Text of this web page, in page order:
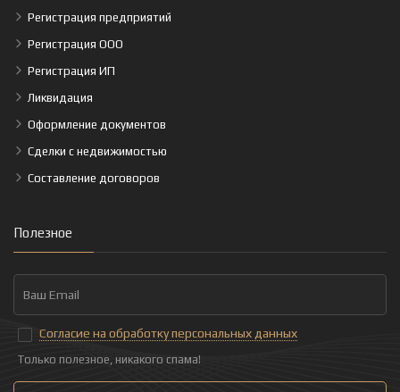
Регистрация предприятий
Регистрация ООО
Регистрация ИП
Ликвидация
Оформление документов
Сделки с недвижимостью
Составление договоров
Полезное
Согласие на обработку персональных данных
Только полезное, никакого спама!